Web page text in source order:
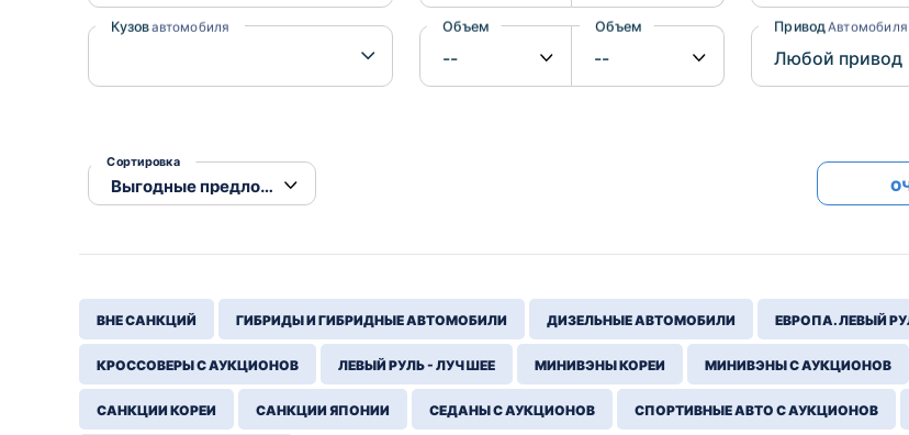
Subaru
Suzuki
Кузовавтомобиля Объем от Объем до Привод Автомобиля
Сортировка
ВНЕ САНКЦИЙ ГИБРИДЫ И ГИБРИДНЫЕ АВТОМОБИЛИ ДИЗЕЛЬНЫЕ АВТОМОБИЛИ ЕВРОПА. ЛЕВЫЙ
КРОССОВЕРЫ С АУКЦИОНОВ ЛЕВЫЙ РУЛЬ - ЛУЧШЕЕ МИНИВЭНЫ КОРЕИ МИНИВЭНЫ С АУКЦИОНОВ
САНКЦИИ КОРЕИ САНКЦИИ ЯПОНИИ СЕДАНЫ С АУКЦИОНОВ СПОРТИВНЫЕ АВТО С АУКЦИОНОВ